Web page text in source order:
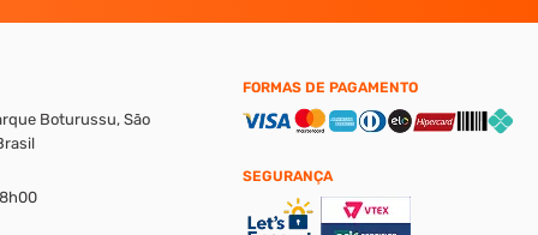
Boturussu, São
FORMAS DE PAGAMENTO
SEGURANÇA